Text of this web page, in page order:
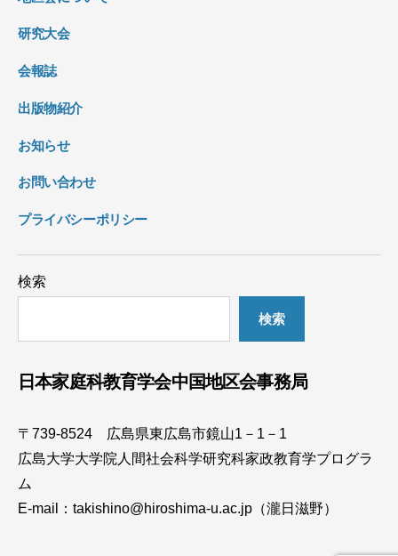
送
り
研究大会
会報誌
出版物紹介
お知らせ
お問い合わせ
プライバシーポリシー
検索
検索
日本家庭科教育学会中国地区会事務局
〒739-8524 広島県東広島市鏡山1－1－1
広島大学大学院人間社会科学研究科家政教育学プログラ
ム
E-mail：takishino@hiroshima-u.ac.jp（瀧日滋野）